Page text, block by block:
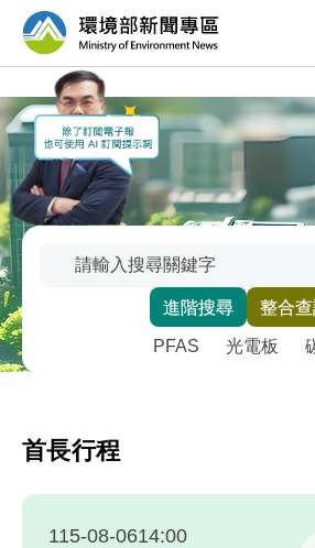
前往中央內容區塊
環境部新聞專區
搜尋關鍵字
進階搜尋 整合
輸入關鍵字後點擊搜尋，或選
熱門關鍵字維護PFAS 光電板
首長行程
115-08-0614:00